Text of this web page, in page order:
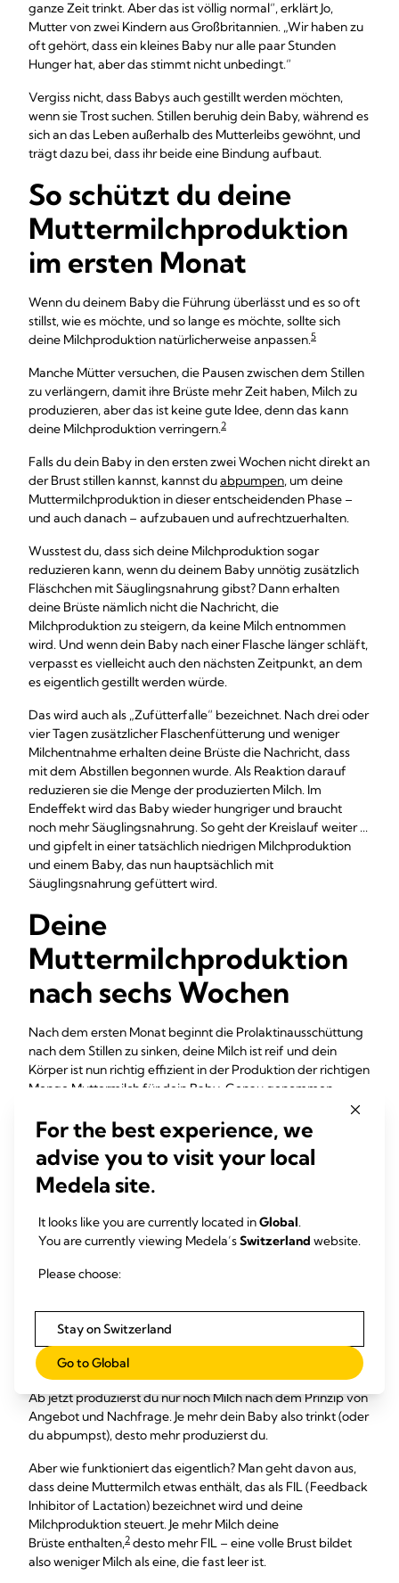
ganze Zeit trinkt. Aber das ist völlig normal“, erklärt Jo,
Mutter von zwei Kindern aus Großbritannien. „Wir haben zu
oft gehört, dass ein kleines Baby nur alle paar Stunden
Hunger hat, aber das stimmt nicht unbedingt.“
Vergiss nicht, dass Babys auch gestillt werden möchten,
wenn sie Trost suchen. Stillen beruhig dein Baby, während es
sich an das Leben außerhalb des Mutterleibs gewöhnt, und
trägt dazu bei, dass ihr beide eine Bindung aufbaut.
So schützt du deine
Muttermilchproduktion
im ersten Monat
Wenn du deinem Baby die Führung überlässt und es so oft
stillst, wie es möchte, und so lange es möchte, sollte sich
deine Milchproduktion natürlicherweise anpassen.5
Manche Mütter versuchen, die Pausen zwischen dem Stillen
zu verlängern, damit ihre Brüste mehr Zeit haben, Milch zu
produzieren, aber das ist keine gute Idee, denn das kann
deine Milchproduktion verringern.2
Falls du dein Baby in den ersten zwei Wochen nicht direkt an
der Brust stillen kannst, kannst duabpumpen, um deine
Muttermilchproduktion in dieser entscheidenden Phase –
und auch danach – aufzubauen und aufrechtzuerhalten.
Wusstest du, dass sich deine Milchproduktion sogar
reduzieren kann, wenn du deinem Baby unnötig zusätzlich
Fläschchen mit Säuglingsnahrung gibst? Dann erhalten
deine Brüste nämlich nicht die Nachricht, die
Milchproduktion zu steigern, da keine Milch entnommen
wird. Und wenn dein Baby nach einer Flasche länger schläft,
verpasst es vielleicht auch den nächsten Zeitpunkt, an dem
es eigentlich gestillt werden würde.
Das wird auch als „Zufütterfalle“ bezeichnet. Nach drei oder
vier Tagen zusätzlicher Flaschenfütterung und weniger
Milchentnahme erhalten deine Brüste die Nachricht, dass
mit dem Abstillen begonnen wurde. Als Reaktion darauf
reduzieren sie die Menge der produzierten Milch. Im
Endeffekt wird das Baby wieder hungriger und braucht
noch mehr Säuglingsnahrung. So geht der Kreislauf weiter ...
und gipfelt in einer tatsächlich niedrigen Milchproduktion
und einem Baby, das nun hauptsächlich mit
Säuglingsnahrung gefüttert wird.
Deine
Muttermilchproduktion
nach sechs Wochen
Nach dem ersten Monat beginnt die Prolaktinausschüttung
nach dem Stillen zu sinken, deine Milch ist reif und dein
Körper ist nun richtig effizient in der Produktion der richtigen
Menge Muttermilch für dein Baby. Genau genommen
Du bemerkst
vielleicht auch, dass sich deine Brüste weicher anfühlen und
Zu diesem Zeitpunkt haben viele Mütter Angst, ihre „Milch
zu verlieren“. Aber es ist eigentlich ein Zeichen, dass sich
deine Muttermilchproduktion eingependelt hat und nun im
Einklang mit den Bedürfnissen deines Babys steht.
Erstaunlicherweise trinkt dein Baby im Alter von sechs
Wochen immer noch die gleiche Menge Muttermilch wie mit
trinkt jetzt wahrscheinlich länger, aber dafür weniger häufig.
Andererseits gibt es vielleicht auch Tage, an denen es etwas
weniger als normal trinkt – der Appetit eines Baby kann
genau wie bei einem Erwachsenen schwanken!
Ab jetzt produzierst du nur noch Milch nach dem Prinzip von
Angebot und Nachfrage. Je mehr dein Baby also trinkt (oder
du abpumpst), desto mehr produzierst du.
Aber wie funktioniert das eigentlich? Man geht davon aus,
dass deine Muttermilch etwas enthält, das als FIL (Feedback
Inhibitor of Lactation) bezeichnet wird und deine
Milchproduktion steuert. Je mehr Milch deine
Brüste enthalten,2 desto mehr FIL – eine volle Brust bildet
also weniger Milch als eine, die fast leer ist.
For the best experience, we
advise you to visit your local
Medela site.
It looks like you are currently located inGlobal.
You are currently viewing Medela’sSwitzerland website.
Please choose:
Stay on Switzerland
Go to Global